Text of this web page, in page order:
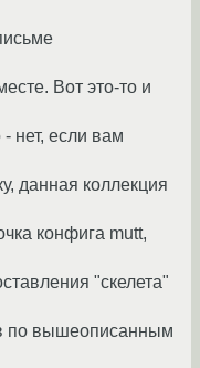
Вот это-то и
нет, если вам
данная коллекция
конфига mutt,
"скелета"
по вышеописанным